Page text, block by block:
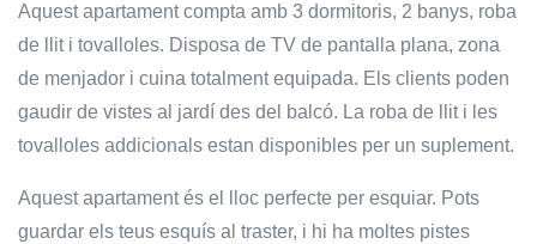
Aquest apartament compta amb 3 dormitoris, 2 banys, roba
de llit i tovalloles. Disposa de TV de pantalla plana, zona
de menjador i cuina totalment equipada. Els clients poden
gaudir de vistes al jardí des del balcó. La roba de llit i les
tovalloles addicionals estan disponibles per un suplement.
Aquest apartament és el lloc perfecte per esquiar. Pots
guardar els teus esquís al traster, i hi ha moltes pistes